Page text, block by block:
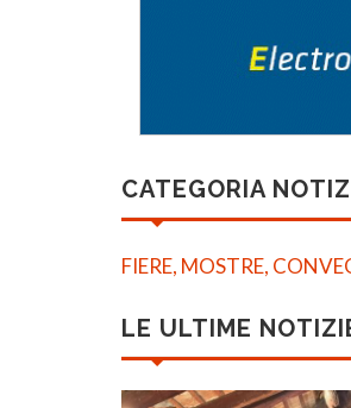
CATEGORIA
FIERE, MOSTRE,
LE ULTIME